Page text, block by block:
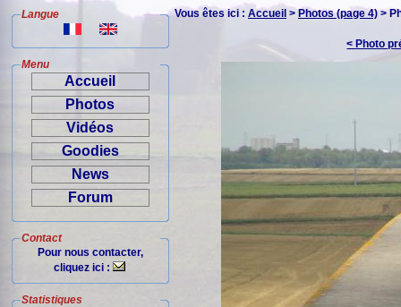
Langue
Menu
Accueil
Photos
Vidéos
Goodies
News
Forum
Contact
Pour nous contacter,
cliquez ici :
Statistiques
Vous êtes ici : Accueil > Photos (page 4)>
< Photo